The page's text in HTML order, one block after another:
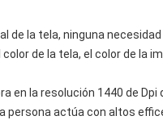
de la tela, ninguna
de la tela, el color de la
en la resolución 1440 de Dpi
persona actúa con altos